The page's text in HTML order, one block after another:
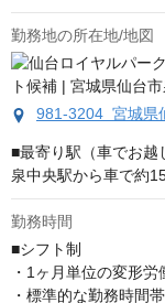
勤務地の所在地/地図
981-3204 宮城県
■最寄り駅（車でお越
泉中央駅から車で約
勤務時間
■シフト制
・1ヶ月単位の変形労
・標準的な勤務時間帯